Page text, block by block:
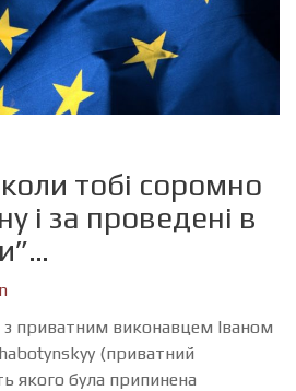
тобі соромно
і за проведені в
приватним виконавцем Іваном
(приватний
якого була припинена